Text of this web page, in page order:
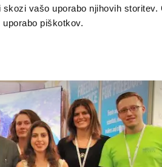
vašo uporabo njihovih storitev.
piškotkov.